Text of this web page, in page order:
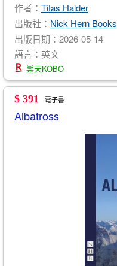
作者： Titas Halder
出版社： Nick Hern Books
出版日期：2026-05-14
語言：英文
樂天KOBO
$ 391 電子書
Albatross